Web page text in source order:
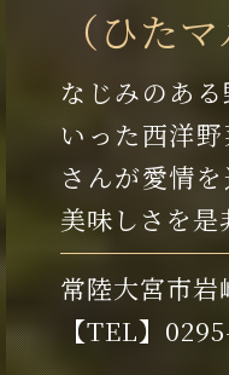
（ひた
なじみのあ
いった西洋
さんが愛情
美味しさを是
常陸大宮市岩
【TEL】